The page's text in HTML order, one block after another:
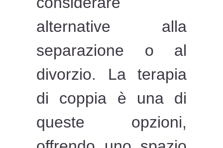
alternative alla
separazione o al
divorzio. La terapia
di coppia è una di
queste opzioni,